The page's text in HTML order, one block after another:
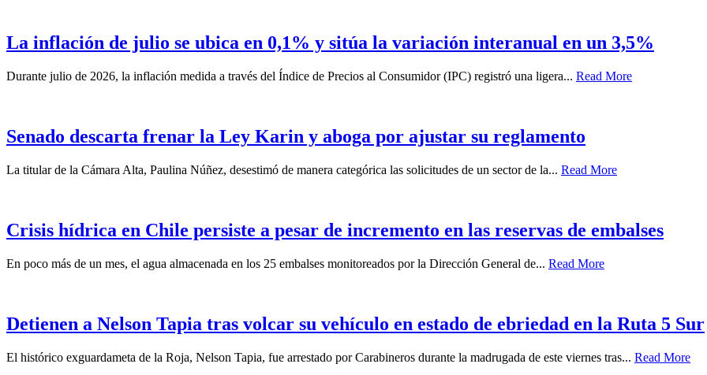
La inflación de julio se ubica en 0,1% y sitúa la variación interanual en un 3,5%
Durante julio de 2026, la inflación medida a través del Índice de Precios al Consumidor (IPC) registró una ligera... Read More
Senado descarta frenar la Ley Karin y aboga por ajustar su reglamento
La titular de la Cámara Alta, Paulina Núñez, desestimó de manera categórica las solicitudes de un sector de la... Read More
Crisis hídrica en Chile persiste a pesar de incremento en las reservas de embalses
En poco más de un mes, el agua almacenada en los 25 embalses monitoreados por la Dirección General de... Read More
Detienen a Nelson Tapia tras volcar su vehículo en estado de ebriedad en la Ruta 5 Sur
El histórico exguardameta de la Roja, Nelson Tapia, fue arrestado por Carabineros durante la madrugada de este viernes tras... Read More